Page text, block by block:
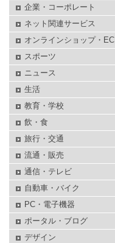
企業・コーポレート
ネット関連サービス
オンラインショップ・EC
スポーツ
ニュース
生活
教育・学校
飲・食
旅行・交通
流通・販売
通信・テレビ
自動車・バイク
PC・電子機器
ポータル・ブログ
デザイン